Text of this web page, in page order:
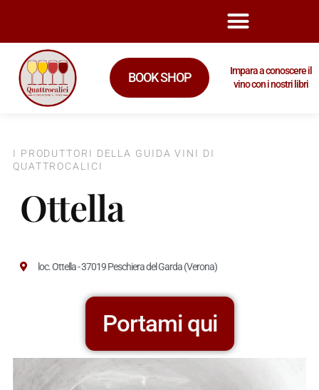
BOOK SHOP
Impara a conoscere il
vino con i nostri libri
I PRODUTTORI DELLA GUIDA VINI DI
QUATTROCALICI
Ottella
loc. Ottella - 37019 Peschiera del Garda (Verona)
Portami qui